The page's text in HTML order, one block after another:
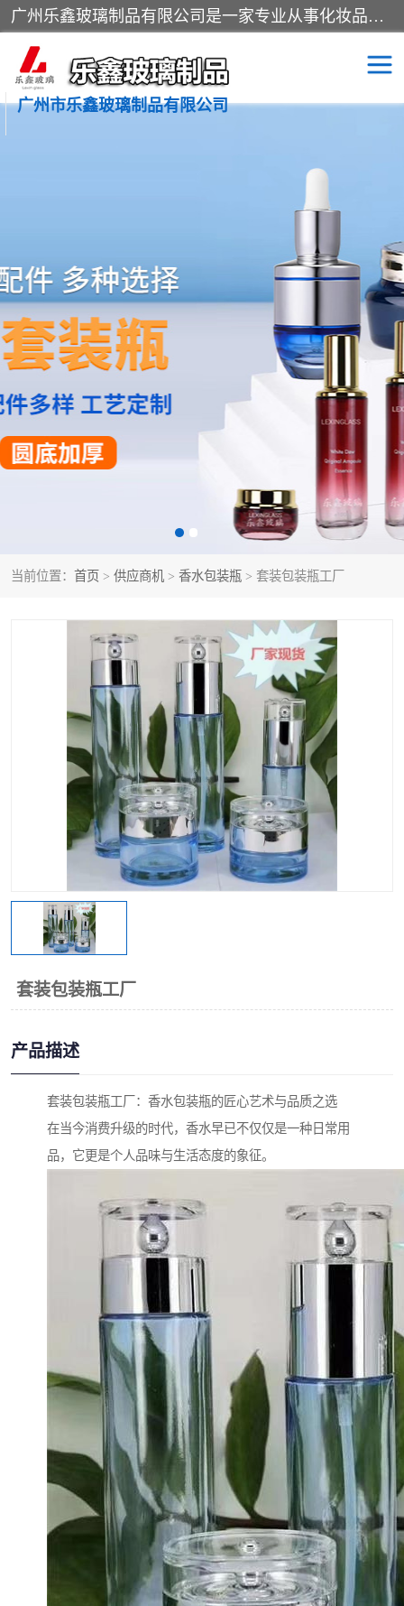
广州乐鑫玻璃制品有限公司是一家专业从事化妆品瓶子、化妆品玻璃瓶子、膏霜瓶、化妆品玻璃瓶等产品的集开发研制、生产、销售于一体的实业型玻璃制品生产企业。产品从设计、开模、试样、生产、蒙砂、抛光、喷涂、高低温单色及多色印刷，烫金（银）到交货实现一条龙服务。
广州市乐鑫玻璃制品有限公司
当前位置： 首页 > 供应商机 > 香水包装瓶 > 套装包装瓶工厂
套装包装瓶工厂
产品描述
套装包装瓶工厂：香水包装瓶的匠心艺术与品质之选
在当今消费升级的时代，香水早已不仅仅是一种日常用
品，它更是个人品味与生活态度的象征。
化妆品玻璃瓶
膏霜瓶
分装瓶 化妆品包材
拉管瓶